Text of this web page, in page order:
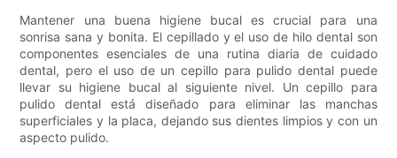
Mantener una buena higiene bucal es crucial para una
sonrisa sana y bonita. El cepillado y el uso de hilo dental son
componentes esenciales de una rutina diaria de cuidado
dental, pero el uso de un cepillo para pulido dental puede
llevar su higiene bucal al siguiente nivel. Un cepillo para
pulido dental está diseñado para eliminar las manchas
superficiales y la placa, dejando sus dientes limpios y con un
aspecto pulido.